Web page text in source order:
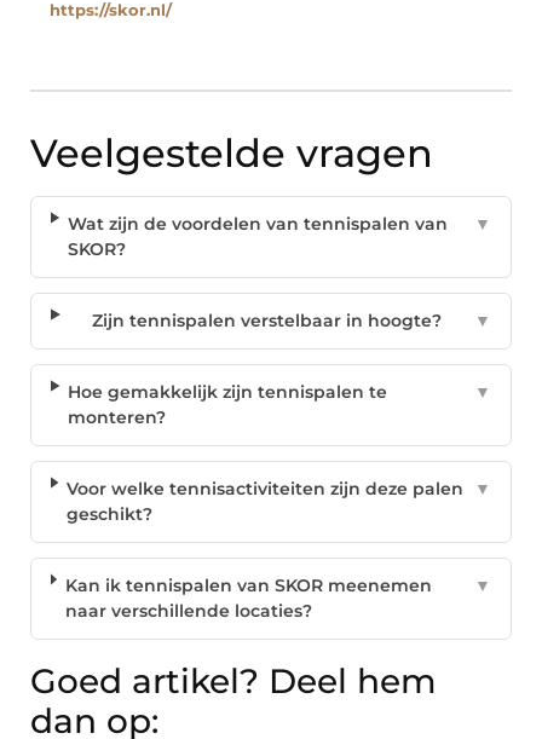
https://skor.nl/
Veelgestelde vragen
Wat zijn de voordelen van tennispalen van
SKOR?
▼
Zijn tennispalen verstelbaar in hoogte? ▼
Hoe gemakkelijk zijn tennispalen te
monteren?
▼
Voor welke tennisactiviteiten zijn deze palen
geschikt?
▼
Kan ik tennispalen van SKOR meenemen
naar verschillende locaties?
▼
Goed artikel? Deel hem
dan op: